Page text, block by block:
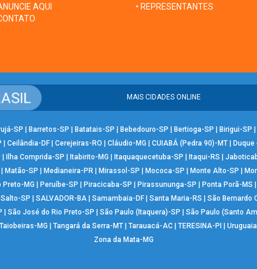
AQUI
• REPRESENTANTES
MAIS CIDADES ONLINE
SP | Barretos-SP | Batatais-SP | Bebedouro-SP | Bertioga-SP | Birigui-SP |
| Ceilândia-DF | Cerejeiras-RO | Cláudio-MG | CUIABÁ (Pedra 90)-MT | Duque
| Ilha Comprida-SP | Itabirito-MG | Itaquaquecetuba-SP | Itaqui-RS |
| Matão-SP | Medianeira-PR | Mirassol-SP | Mococa-SP | Monte Alto-SP |
Preto-MG | Peruíbe-SP | Piracicaba-SP | Pirassununga-SP | Ponta Porã-MS |
Salto-SP | SALVADOR-BA| Samambaia-DF| Santa Maria-RS | São Bernardo
| São José do Rio Preto-SP | São Paulo (Itaquera)-SP | São Paulo (Santo
Taiobeiras-MG | Tangará da Serra-MT| Tarauacá-AC| TERESINA-PI |
Zona da Mata-MG